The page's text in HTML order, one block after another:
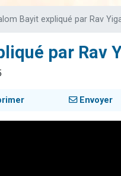
Bayit expliqué par Rav
par Rav
Envoyer